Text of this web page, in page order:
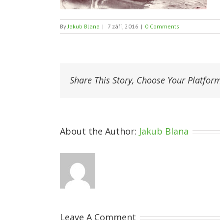
ByJakub Blana | 7 září, 2016 | 0 Comments
Share This Story, Choose Your
About the Author: Jakub Blana
Leave A Comment